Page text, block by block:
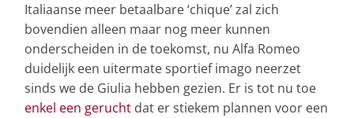
Italiaanse meer betaalbare ‘chique’ zal zich
bovendien alleen maar nog meer kunnen
onderscheiden in de toekomst, nu Alfa Romeo
duidelijk een uitermate sportief imago neerzet
sinds we de Giulia hebben gezien. Er is tot nu toe
enkel een gerucht dat er stiekem plannen voor een